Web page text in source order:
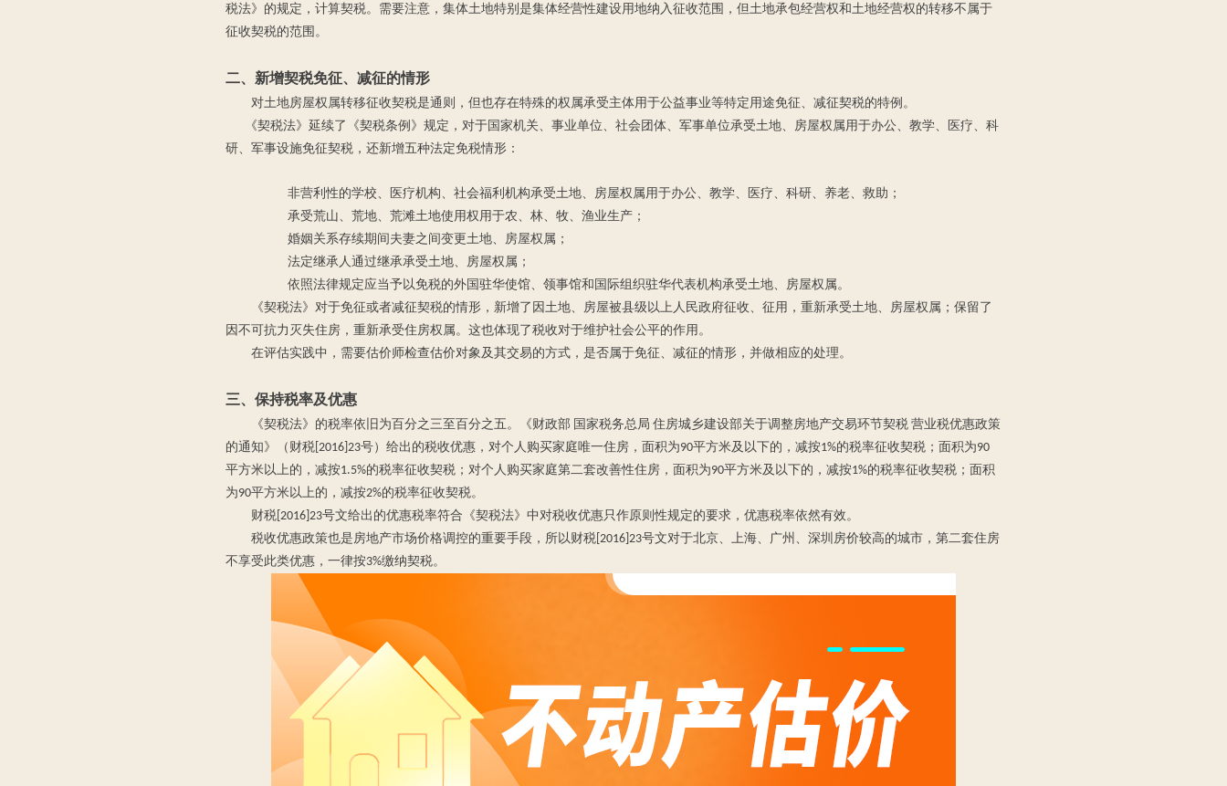
税法》的规定，计算契税。需要注意，集体土地特别是集体经营性建设用地纳入征收范围，但土地承包经营权和土地经营权的转移不属于
征收契税的范围。
二、 新增契税免征、 减征的情形
对土地房屋权属转移征收契税是通则，但也存在特殊的权属承受主体用于公益事业等特定用途免征、减征契税的特例。
《契税法》延续了《契税条例》规定，对于国家机关、事业单位、社会团体、军事单位承受土地、房屋权属用于办公、教学、医疗、科
研、军事设施免征契税，还新增五种法定免税情形：
非营利性的学校、医疗机构、社会福利机构承受土地、房屋权属用于办公、教学、医疗、科研、养老、救助；
承受荒山、荒地、荒滩土地使用权用于农、林、牧、渔业生产；
婚姻关系存续期间夫妻之间变更土地、房屋权属；
法定继承人通过继承承受土地、房屋权属；
依照法律规定应当予以免税的外国驻华使馆、领事馆和国际组织驻华代表机构承受土地、房屋权属。
《契税法》对于免征或者减征契税的情形，新增了因土地、房屋被县级以上人民政府征收、征用，重新承受土地、房屋权属；保留了
因不可抗力灭失住房，重新承受住房权属。这也体现了税收对于维护社会公平的作用。
在评估实践中，需要估价师检查估价对象及其交易的方式，是否属于免征、减征的情形，并做相应的处理。
三、 保持税率及优惠
《契税法》的税率依旧为百分之三至百分之五。《财政部 国家税务总局 住房城乡建设部关于调整房地产交易环节契税 营业税优惠政策
的通知》（财税[2016]23号）给出的税收优惠，对个人购买家庭唯一住房，面积为90平方米及以下的，减按1%的税率征收契税；面积为90
平方米以上的，减按1.5%的税率征收契税；对个人购买家庭第二套改善性住房，面积为90平方米及以下的，减按1%的税率征收契税；面积
为90平方米以上的，减按2%的税率征收契税。
财税[2016]23号文给出的优惠税率符合《契税法》中对税收优惠只作原则性规定的要求，优惠税率依然有效。
税收优惠政策也是房地产市场价格调控的重要手段，所以财税[2016]23号文对于北京、上海、广州、深圳房价较高的城市，第二套住房
不享受此类优惠，一律按3%缴纳契税。